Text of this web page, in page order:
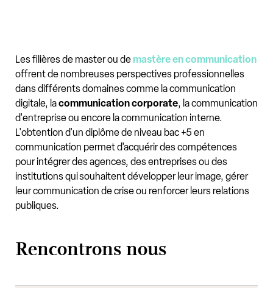
Les filières de master ou demastère en communication
offrent de nombreuses perspectives professionnelles
dans différents domaines comme la communication
digitale, lacommunication corporate, la communication
d'entreprise ou encore la communication interne.
L'obtention d'un diplôme de niveau bac +5 en
communication permet d'acquérir des compétences
pour intégrer des agences, des entreprises ou des
institutions qui souhaitent développer leur image, gérer
leur communication de crise ou renforcer leurs relations
publiques.
Rencontrons nous